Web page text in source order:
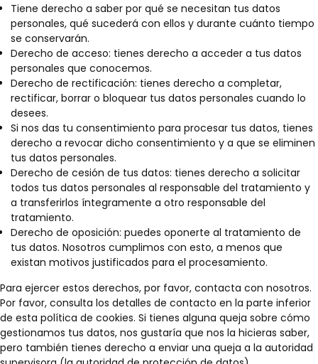
Tiene derecho a saber por qué se necesitan tus datos
personales, qué sucederá con ellos y durante cuánto tiempo
se conservarán.
Derecho de acceso: tienes derecho a acceder a tus datos
personales que conocemos.
Derecho de rectificación: tienes derecho a completar,
rectificar, borrar o bloquear tus datos personales cuando lo
desees.
Si nos das tu consentimiento para procesar tus datos, tienes
derecho a revocar dicho consentimiento y a que se eliminen
tus datos personales.
Derecho de cesión de tus datos: tienes derecho a solicitar
todos tus datos personales al responsable del tratamiento y
a transferirlos íntegramente a otro responsable del
tratamiento.
Derecho de oposición: puedes oponerte al tratamiento de
tus datos. Nosotros cumplimos con esto, a menos que
existan motivos justificados para el procesamiento.
Para ejercer estos derechos, por favor, contacta con nosotros.
Por favor, consulta los detalles de contacto en la parte inferior
de esta política de cookies. Si tienes alguna queja sobre cómo
gestionamos tus datos, nos gustaría que nos la hicieras saber,
pero también tienes derecho a enviar una queja a la autoridad